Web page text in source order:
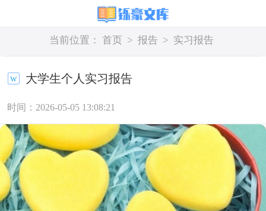
当前位置： 首页 > 报告 > 实习报告
大学生个人实习报告
时间：2026-05-05 13:08:21